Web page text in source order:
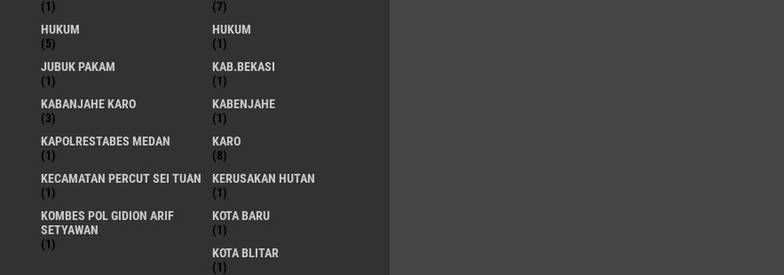
(1)
(7)
HUKUM
(5)
HUKUM
(1)
JUBUK PAKAM
(1)
KAB.BEKASI
(1)
KABANJAHE KARO
(3)
KABENJAHE
(1)
KAPOLRESTABES MEDAN
(1)
KARO
(8)
KECAMATAN PERCUT SEI TUAN
(1)
KERUSAKAN HUTAN
(1)
KOMBES POL GIDION ARIF
SETYAWAN
(1)
KOTA BARU
(1)
KOTA BLITAR
(1)